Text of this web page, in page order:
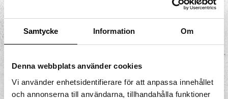
Samtycke Information Om
Denna webbplats använder cookies
Vi använder enhetsidentifierare för att anpassa innehållet
och annonserna till användarna, tillhandahålla funktioner
Interneuron är specialiserade nervceller
inom det centrala nervsystemet. Det
axonen/nervfibrer som utgår från hjärnan
och synapserna/signalerna från de
efferenta neuronerna/nervbanor som